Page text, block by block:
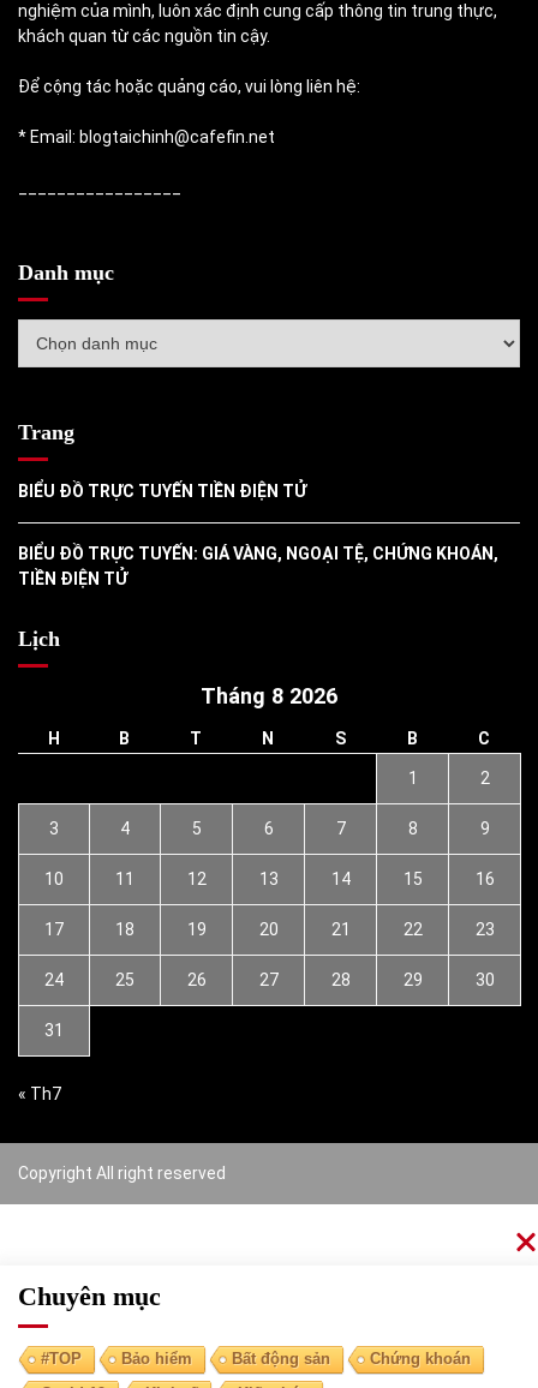
nghiệm của mình, luôn xác định cung cấp thông tin trung thực,
khách quan từ các nguồn tin cậy.
Để cộng tác hoặc quảng cáo, vui lòng liên hệ:
* Email: blogtaichinh@cafefin.net
Danh mục
mục
Trang
BIỂU ĐỒ TRỰC TUYẾN TIỀN ĐIỆN TỬ
BIỂU ĐỒ TRỰC TUYẾN: GIÁ VÀNG, NGOẠI TỆ, CHỨNG KHOÁN,
TIỀN ĐIỆN TỬ
Lịch
Tháng 8 2026
H B T N S B C
1 2
3 4 5 6 7 8 9
10 11 12 13 14 15 16
17 18 19 20 21 22 23
24 25 26 27 28 29 30
31
« Th7
Copyright All right reserved
Chuyên mục
#TOP Bảo hiểm Bất động sản
Chứng khoán